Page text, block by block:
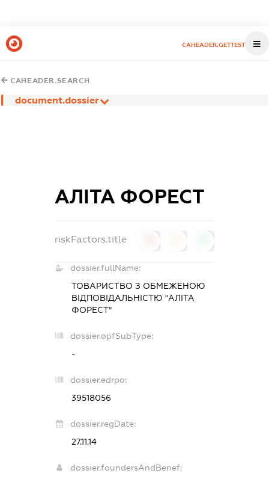
CAHEADER.GETTEST
CAHEADER.SEARCH
document.dossier
АЛІТА ФОРЕСТ
riskFactors.title
dossier.fullName:
ТОВАРИСТВО З ОБМЕЖЕНОЮ
ВІДПОВІДАЛЬНІСТЮ "АЛІТА
ФОРЕСТ"
dossier.opfSubType:
-
dossier.edrpo:
39518056
dossier.regDate:
27.11.14
dossier.foundersAndBenef: